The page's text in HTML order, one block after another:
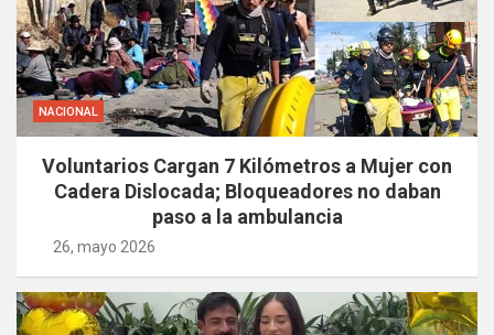
NACIONAL
Voluntarios Cargan 7 Kilómetros a Mujer con
Cadera Dislocada; Bloqueadores no daban
paso a la ambulancia
26, mayo 2026